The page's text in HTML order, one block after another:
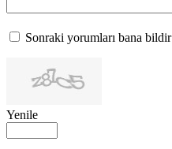
Sonraki yorumları bana bildir
Yenile